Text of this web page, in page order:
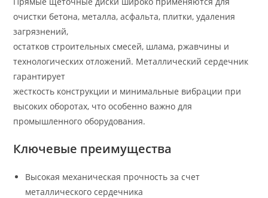
очистки бетона, металла, асфальта, плитки, удаления
загрязнений,
остатков строительных смесей, шлама, ржавчины и
технологических отложений. Металлический сердечник
гарантирует
жесткость конструкции и минимальные вибрации при
высоких оборотах, что особенно важно для
промышленного оборудования.
Ключевые преимущества
Высокая механическая прочность за счет
металлического сердечника